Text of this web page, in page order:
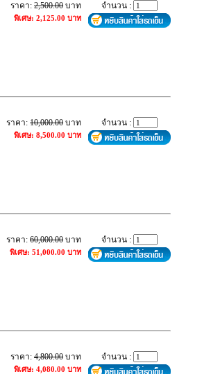
ราคา:2,500.00 บาท
พิเศษ: 2,125.00 บาท
จำนวน :
ราคา:10,000.00 บาท
พิเศษ: 8,500.00 บาท
จำนวน :
ราคา:60,000.00 บาท
พิเศษ: 51,000.00 บาท
จำนวน :
ราคา:4,800.00 บาท
พิเศษ: 4,080.00 บาท
จำนวน :